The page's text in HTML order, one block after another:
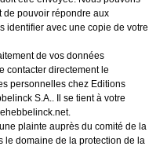
de pouvoir répondre aux
identifier avec une copie de votre
de vos données
contacter directement le
personnelles chez Editions
S.A.. Il se tient à votre
plainte auprès du comité de la
le domaine de la protection de la